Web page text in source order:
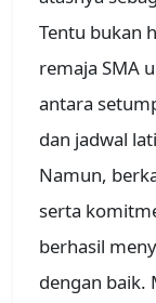
Tentu bukan
remaja SMA
antara
dan jadwal
Namun,
serta
berhasil
dengan baik.